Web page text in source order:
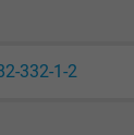
332-1-2